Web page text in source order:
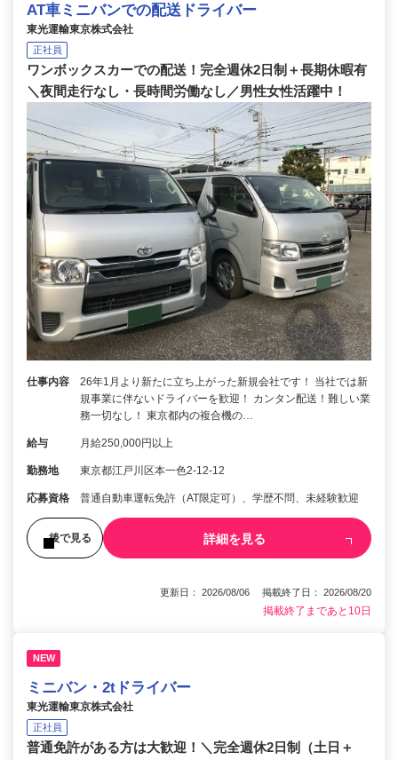
AT車ミニバンでの配送ドライバー
東光運輸東京株式会社
正社員
ワンボックスカーでの配送！完全週休2日制＋長期休暇有
＼夜間走行なし・長時間労働なし／男性女性活躍中！
仕事内容
26年1月より新たに立ち上がった新規会社です！ 当社では新
規事業に伴ないドライバーを歓迎！ カンタン配送！難しい業
務一切なし！ 東京都内の複合機の…
給与 月給250,000円以上
勤務地 東京都江戸川区本一色2-12-12
応募資格 普通自動車運転免許（AT限定可）、学歴不問、未経験歓迎
後で見る 詳細を見る
更新日： 2026/08/06 掲載終了日： 2026/08/20
掲載終了まであと10日
NEW
ミニバン・2tドライバー
東光運輸東京株式会社
正社員
普通免許がある方は大歓迎！＼完全週休2日制（土日＋